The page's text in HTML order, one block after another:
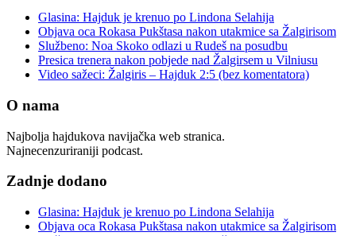
Glasina: Hajduk je krenuo po Lindona Selahija
Objava oca Rokasa Pukštasa nakon utakmice sa Žalgirisom
Službeno: Noa Skoko odlazi u Rudeš na posudbu
Presica trenera nakon pobjede nad Žalgirsem u Vilniusu
Video sažeci: Žalgiris – Hajduk 2:5 (bez komentatora)
O nama
Najbolja hajdukova navijačka web stranica.
Najnecenzuriraniji podcast.
Zadnje dodano
Glasina: Hajduk je krenuo po Lindona Selahija
Objava oca Rokasa Pukštasa nakon utakmice sa Žalgirisom